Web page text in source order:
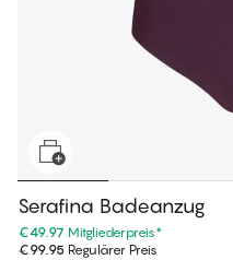
Serafina Badeanzug
€49.97 Mitgliederpreis*
€99.95 Regulärer Preis